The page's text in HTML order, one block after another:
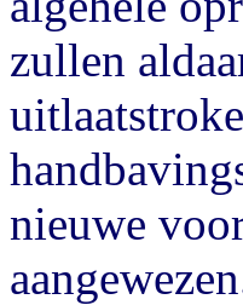
zullen
nieuwe